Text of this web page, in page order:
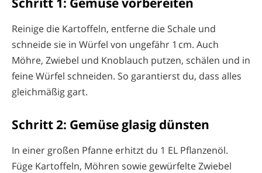
Reinige die Kartoffeln, entferne die Schale und
schneide sie in Würfel von ungefähr 1 cm. Auch
Möhre, Zwiebel und Knoblauch putzen, schälen und in
feine Würfel schneiden. So garantierst du, dass alles
gleichmäßig gart.
Schritt 2: Gemüse glasig dünsten
In einer großen Pfanne erhitzt du 1 EL Pflanzenöl.
Füge Kartoffeln, Möhren sowie gewürfelte Zwiebel